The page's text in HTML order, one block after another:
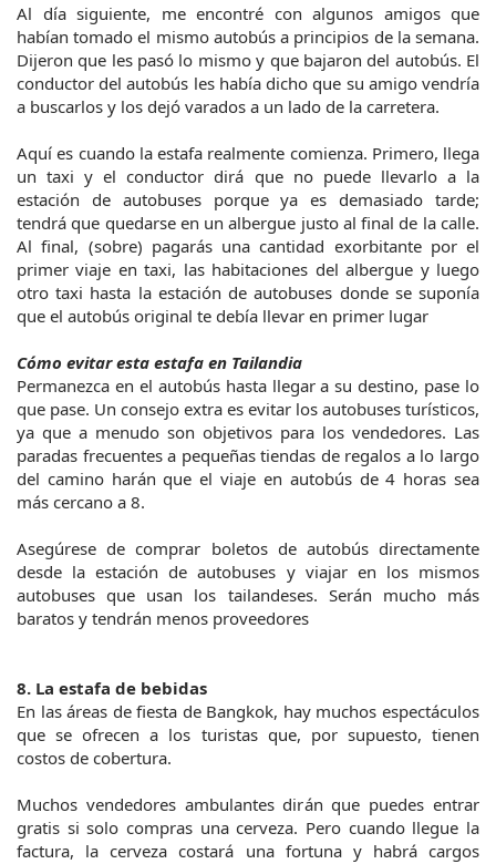
Al día siguiente, me encontré con algunos amigos que
habían tomado el mismo autobús a principios de la semana.
Dijeron que les pasó lo mismo y que bajaron del autobús. El
conductor del autobús les había dicho que su amigo vendría
a buscarlos y los dejó varados a un lado de la carretera.
Aquí es cuando la estafa realmente comienza. Primero, llega
un taxi y el conductor dirá que no puede llevarlo a la
estación de autobuses porque ya es demasiado tarde;
tendrá que quedarse en un albergue justo al final de la calle.
Al final, (sobre) pagarás una cantidad exorbitante por el
primer viaje en taxi, las habitaciones del albergue y luego
otro taxi hasta la estación de autobuses donde se suponía
que el autobús original te debía llevar en primer lugar
Cómo evitar esta estafa en Tailandia
Permanezca en el autobús hasta llegar a su destino, pase lo
que pase. Un consejo extra es evitar los autobuses turísticos,
ya que a menudo son objetivos para los vendedores. Las
paradas frecuentes a pequeñas tiendas de regalos a lo largo
del camino harán que el viaje en autobús de 4 horas sea
más cercano a 8.
Asegúrese de comprar boletos de autobús directamente
desde la estación de autobuses y viajar en los mismos
autobuses que usan los tailandeses. Serán mucho más
baratos y tendrán menos proveedores
8. La estafa de bebidas
En las áreas de fiesta de Bangkok, hay muchos espectáculos
que se ofrecen a los turistas que, por supuesto, tienen
costos de cobertura.
Muchos vendedores ambulantes dirán que puedes entrar
gratis si solo compras una cerveza. Pero cuando llegue la
factura, la cerveza costará una fortuna y habrá cargos